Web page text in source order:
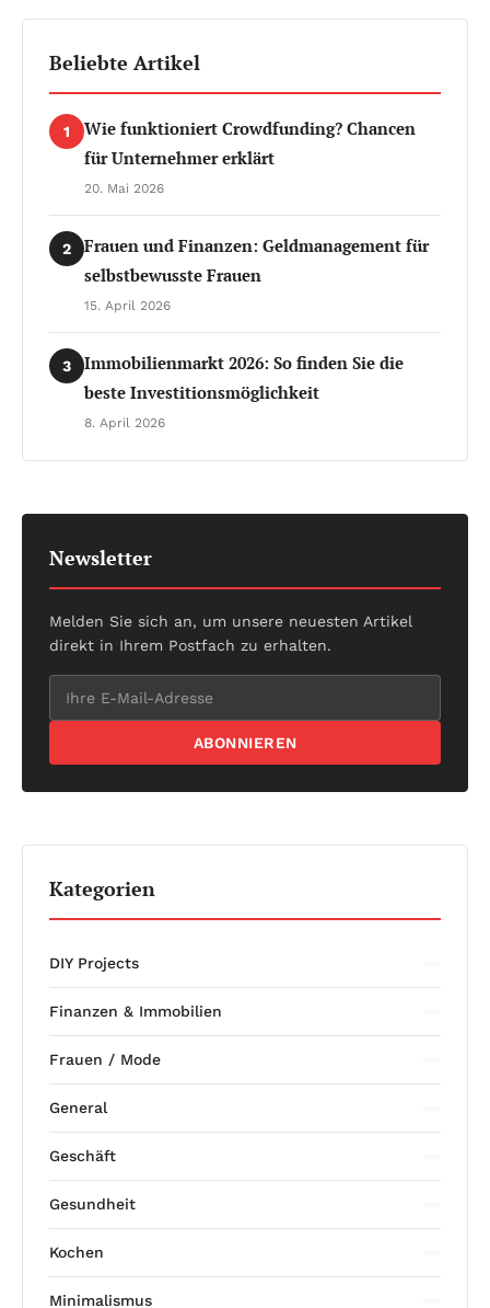
Beliebte Artikel
1
Wie funktioniert Crowdfunding? Chancen
für Unternehmer erklärt
20. Mai 2026
2
Frauen und Finanzen: Geldmanagement für
selbstbewusste Frauen
15. April 2026
3
Immobilienmarkt 2026: So finden Sie die
beste Investitionsmöglichkeit
8. April 2026
Newsletter
Melden Sie sich an, um unsere neuesten Artikel
direkt in Ihrem Postfach zu erhalten.
ABONNIEREN
Kategorien
DIY Projects
Finanzen & Immobilien
Frauen / Mode
General
Geschäft
Gesundheit
Kochen
Minimalismus